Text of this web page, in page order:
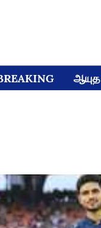
ஆயுத